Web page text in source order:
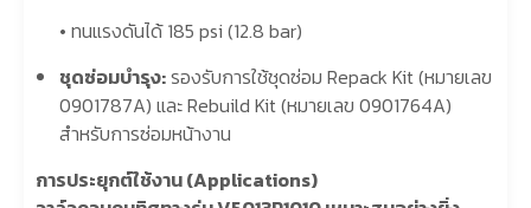
• ทนแรงดันได้ 185 psi (12.8 bar)
ชุดซ่อมบำรุง:รองรับการใช้ชุดซ่อม Repack Kit (หมายเลข
0901787A) และ Rebuild Kit (หมายเลข 0901764A)
สำหรับการซ่อมหน้างาน
การประยุกต์ใช้งาน (Applications)